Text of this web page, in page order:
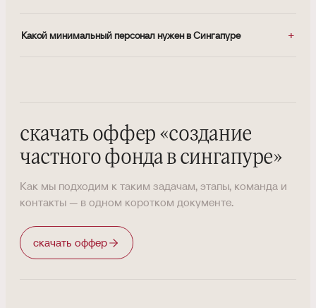
Какой минимальный персонал нужен в Сингапуре
скачать оффер «создание
частного фонда в сингапуре»
Как мы подходим к таким задачам, этапы, команда и
контакты — в одном коротком документе.
скачать оффер